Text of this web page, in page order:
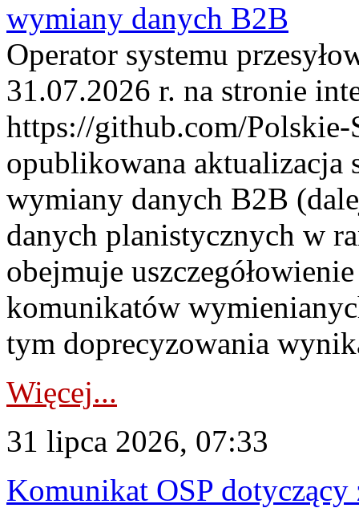
wymiany danych B2B
Operator systemu
31.07.2026 r. na stronie
https://github.com/Polskie-
opublikowana aktualizacja
wymiany danych B2B
danych planistycznych w
obejmuje
komunikatów
tym doprecyzowania
Więcej...
31 lipca 2026, 07:33
Komunikat OSP dotyczący